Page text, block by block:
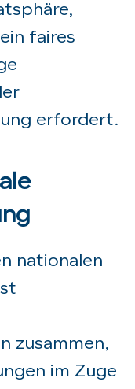
faires
erfordert.
nationalen
zusammen,
im Zuge